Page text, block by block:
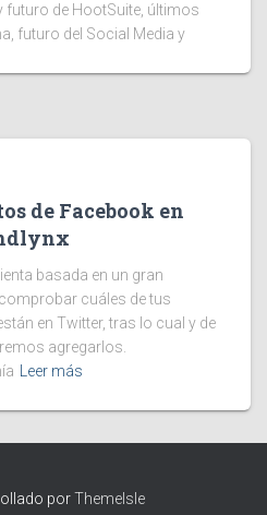
futuro de HootSuite, últimos
futuro del Social Media y
de Facebook en
basada en un gran
cuáles de tus
en Twitter, tras lo cual y de
agregarlos.
Leer más
porThemeIsle